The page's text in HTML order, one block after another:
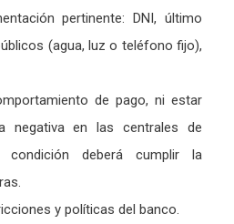
pertinente: DNI, último
(agua, luz o teléfono fijo),
de pago, ni estar
negativa en las centrales de
deberá cumplir la
y políticas del banco.